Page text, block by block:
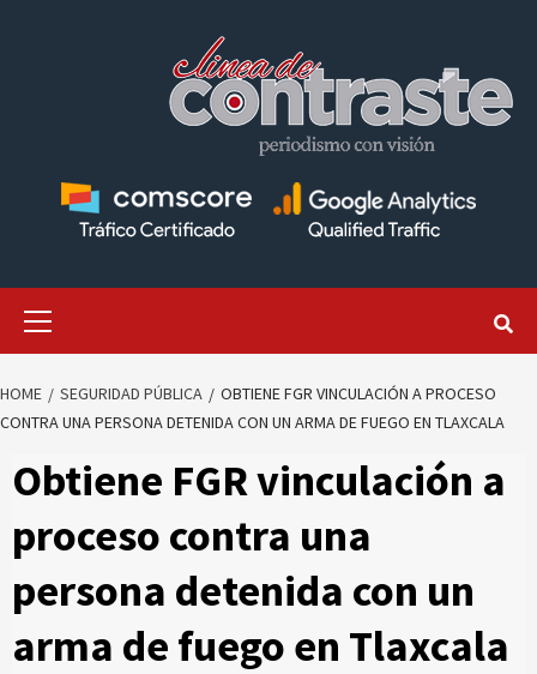
HOME SEGURIDAD PÚBLICA
OBTIENE FGR VINCULACIÓN A PROCESO
CONTRA UNA PERSONA DETENIDA CON UN ARMA DE FUEGO EN TLAXCALA
Obtiene FGR vinculación a
proceso contra una
persona detenida con un
arma de fuego en Tlaxcala